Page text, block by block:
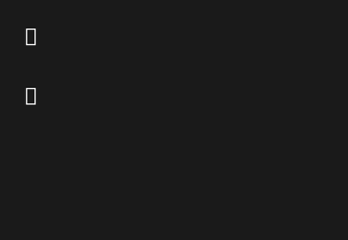
y Metal melódico combinando con varias
edición disponible, especialmente dirigida